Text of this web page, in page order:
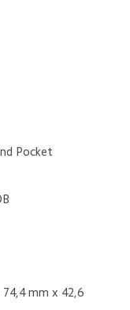
Pocket
mm x 42,6